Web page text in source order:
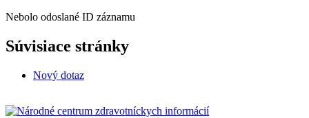
Nebolo odoslané ID záznamu
Súvisiace stránky
Nový dotaz